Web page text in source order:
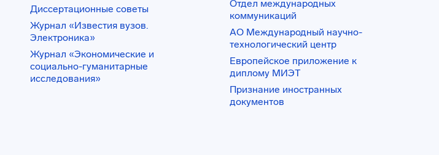
Диссертационные советы
Журнал «Известия вузов.
Электроника»
Журнал «Экономические и
социально-гуманитарные
исследования»
Отдел международных
коммуникаций
АО Международный научно-
технологический центр
Европейское приложение к
диплому МИЭТ
Признание иностранных
документов